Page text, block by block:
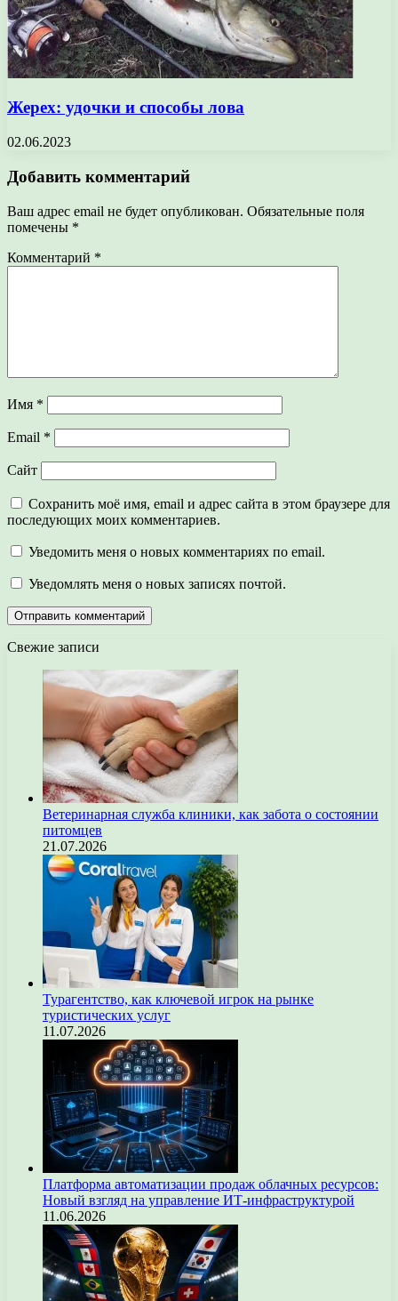
Жерех: удочки и способы лова
02.06.2023
Добавить комментарий
Ваш адрес email не будет опубликован. Обязательные поля
помечены *
Комментарий *
Имя *
Email *
Сайт
Сохранить моё имя, email и адрес сайта в этом браузере для
последующих моих комментариев.
Уведомить меня о новых комментариях по email.
Уведомлять меня о новых записях почтой.
Свежие записи
Ветеринарная служба клиники, как забота о состоянии
питомцев
21.07.2026
Турагентство, как ключевой игрок на рынке
туристических услуг
11.07.2026
Платформа автоматизации продаж облачных ресурсов:
Новый взгляд на управление ИТ-инфраструктурой
11.06.2026